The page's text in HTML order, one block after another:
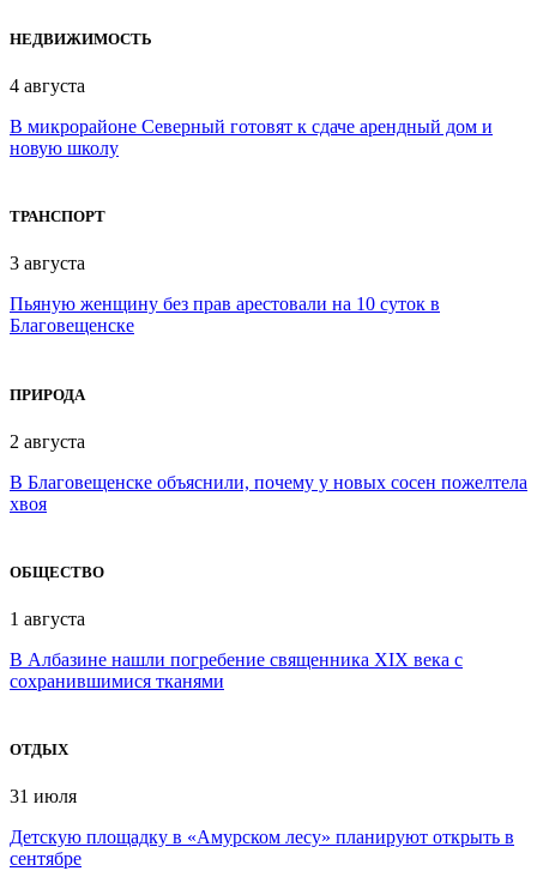
НЕДВИЖИМОСТЬ
4 августа
В микрорайоне Северный готовят к сдаче арендный дом и
новую школу
ТРАНСПОРТ
3 августа
Пьяную женщину без прав арестовали на 10 суток в
Благовещенске
ПРИРОДА
2 августа
В Благовещенске объяснили, почему у новых сосен пожелтела
хвоя
ОБЩЕСТВО
1 августа
В Албазине нашли погребение священника XIX века с
сохранившимися тканями
ОТДЫХ
31 июля
Детскую площадку в «Амурском лесу» планируют открыть в
сентябре